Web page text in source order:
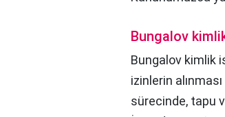
Bungalov
Bungalov kimlik
izinlerin
sürecinde, tapu